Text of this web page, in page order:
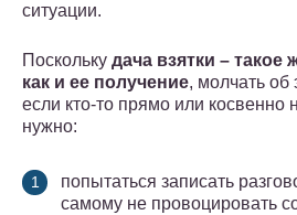
ситуации.
Поскольку дача взятки – такое
как и ее получение, молчать об
если кто-то прямо или косвенно
нужно:
попытаться записать
самому не провоцировать